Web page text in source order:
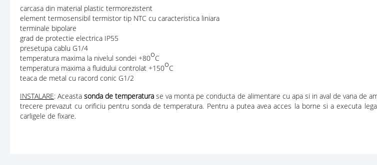
carcasa din material plastic termorezistent
element termosensibil termistor tip NTC cu caracteristica liniara
terminale bipolare
grad de protectie electrica IP55
presetupa cablu G1/4
temperatura maxima la nivelul sondei +80oC
temperatura maxima a fluidului controlat +150oC
teaca de metal cu racord conic G1/2
INSTALARE: Aceastasonda de temperatura se va monta pe conducta de alimentare cu apa si in aval de vana de
trecere prevazut cu orificiu pentru sonda de temperatura. Pentru a putea avea acces la borne si a executa
carligele de fixare.